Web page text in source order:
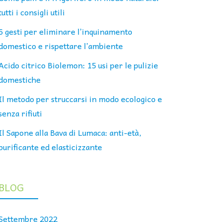
i consigli utili
gesti per eliminare l’inquinamento
e rispettare l’ambiente
citrico Biolemon: 15 usi per le pulizie
metodo per struccarsi in modo ecologico e
rifiuti
Sapone alla Bava di Lumaca: anti-età,
ed elasticizzante
2022